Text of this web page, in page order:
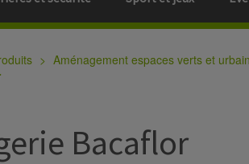
Aménagement espaces verts et urbain
Bacaflor